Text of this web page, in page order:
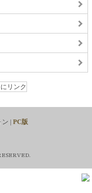
ン | PC版